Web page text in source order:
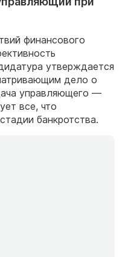
финансового
утверждается
дело о
управляющего —
все, что
банкротства.